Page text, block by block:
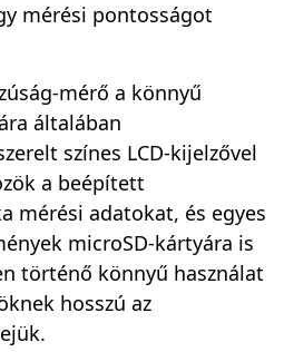
mérési pontosságot
mérő a könnyű
általában
színes LCD-kijelzővel
a beépített
mérési adatokat, és egyes
microSD-kártyára is
történő könnyű használat
hosszú az